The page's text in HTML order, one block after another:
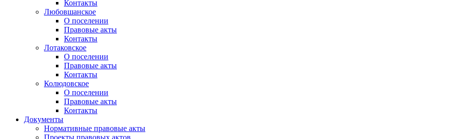
Контакты
Любовшанское
О поселении
Правовые акты
Контакты
Лотаковское
О поселении
Правовые акты
Контакты
Колюдовское
О поселении
Правовые акты
Контакты
Документы
Нормативные правовые акты
Проекты правовых актов